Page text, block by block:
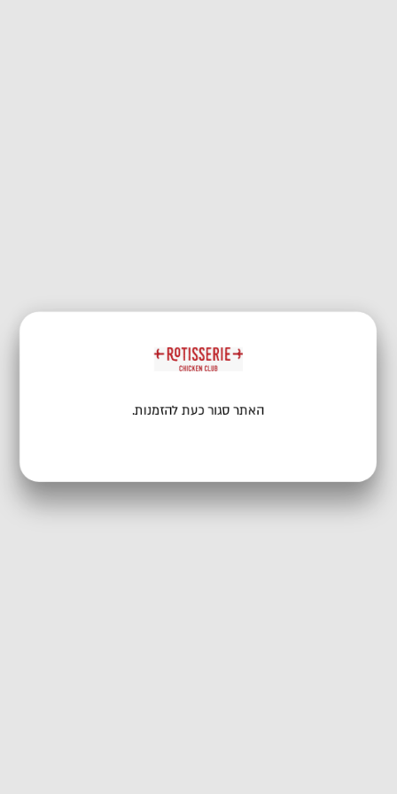
האתר סגור כעת להזמנות.